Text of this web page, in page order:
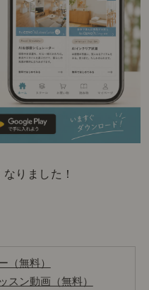
りました！
（無料）
スン動画（無料）